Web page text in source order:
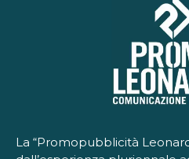
La “Promopubblicità